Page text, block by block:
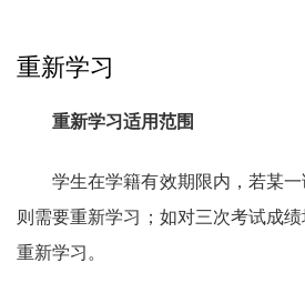
重新学习
重新学习适用范围
学生在学籍有效期限内，若某
则需要重新学习；如对三次考试成
重新学习。